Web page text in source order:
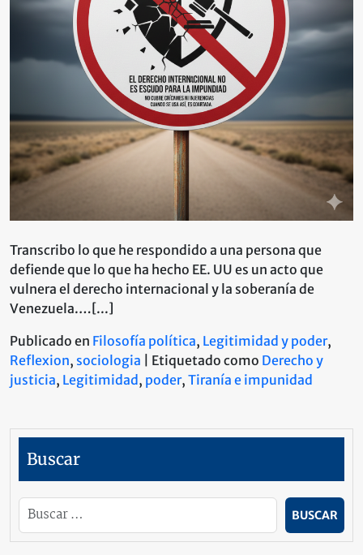
absolución
Transcribo lo que he respondido a una persona que
defiende que lo que ha hecho EE. UU es un acto que
vulnera el derecho internacional y la soberanía de
Venezuela.…[...]
Publicado en Filosofía política, Legitimidad y poder,
Reflexion, sociologia Etiquetado como Derecho y
justicia, Legitimidad , poder, Tiranía e impunidad
Buscar